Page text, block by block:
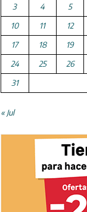
3
4 5
10
11 12
17
18 19
24
25 26
31
« Jul